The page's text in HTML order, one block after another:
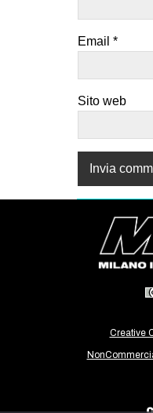
Email *
Sito web
Creative